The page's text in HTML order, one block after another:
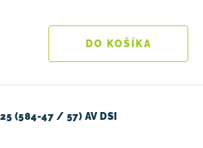
DO KOŠÍKA
(584-47 / 57) AV DSI